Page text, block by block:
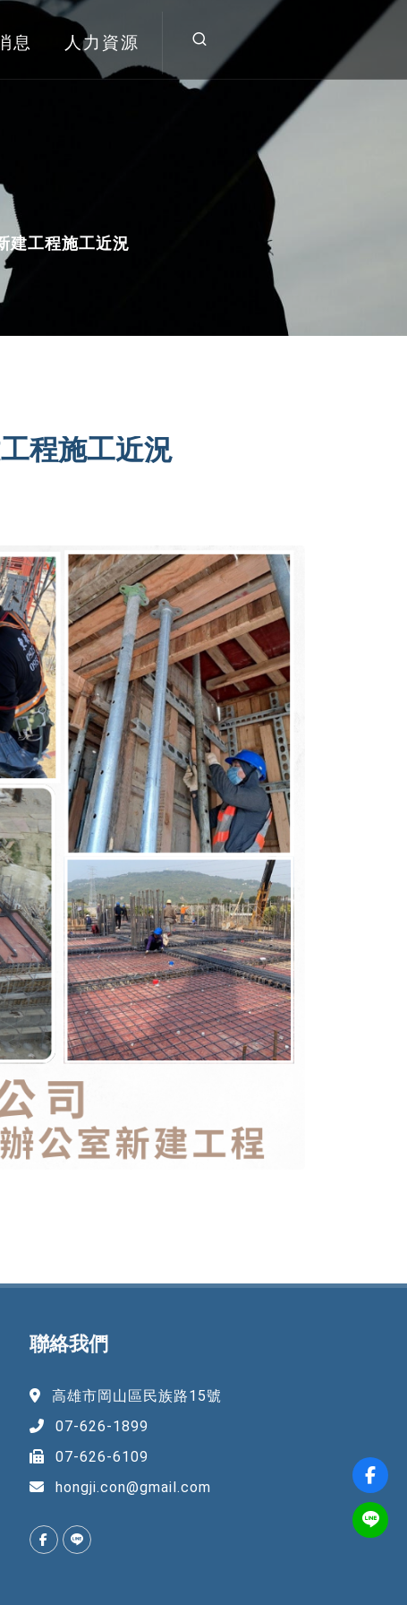
息 人力資源
建工程施工近況
程施工近況
聯絡我們
高雄市岡山區民族路15號
07-626-1899
07-626-6109
hongji.con@gmail.com